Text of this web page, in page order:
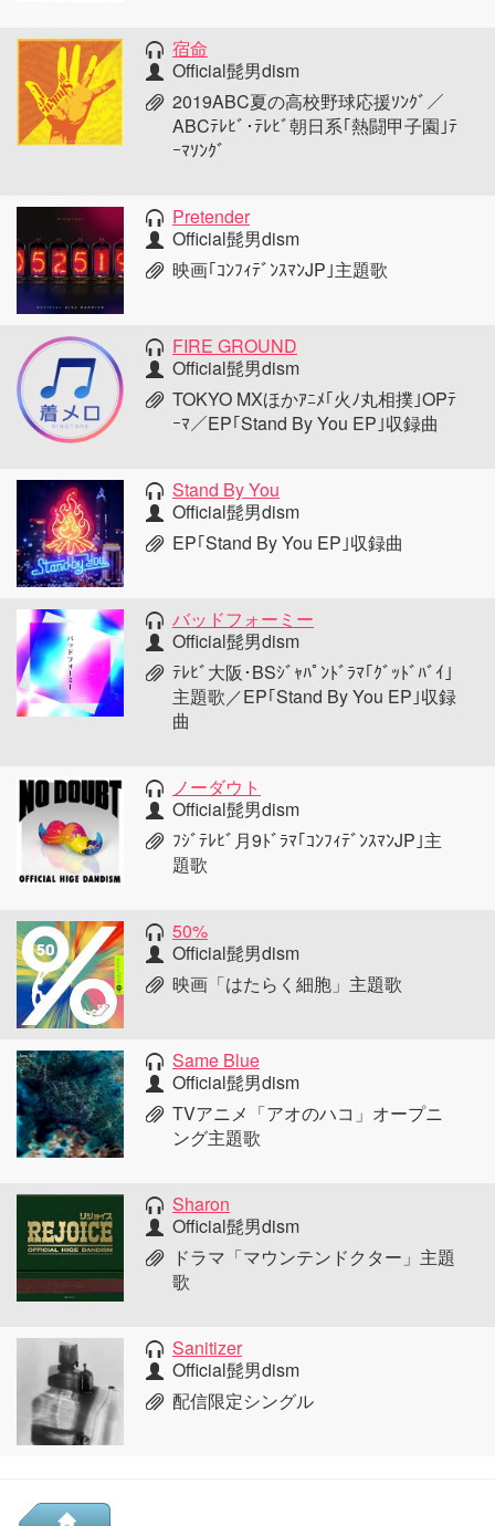
宿命
Official髭男dism
2019ABC夏の高校野球応援ｿﾝｸﾞ／
ABCﾃﾚﾋﾞ･ﾃﾚﾋﾞ朝日系｢熱闘甲子園｣ﾃ
ｰﾏｿﾝｸﾞ
Pretender
Official髭男dism
映画｢ｺﾝﾌｨﾃﾞﾝｽﾏﾝJP｣主題歌
FIRE GROUND
Official髭男dism
TOKYO MXほかｱﾆﾒ｢火ﾉ丸相撲｣OPﾃ
ｰﾏ／EP｢Stand By You EP｣収録曲
Stand By You
Official髭男dism
EP｢Stand By You EP｣収録曲
バッドフォーミー
Official髭男dism
ﾃﾚﾋﾞ大阪･BSｼﾞｬﾊﾟﾝﾄﾞﾗﾏ｢ｸﾞｯﾄﾞﾊﾞｲ｣
主題歌／EP｢Stand By You EP｣収録
曲
ノーダウト
Official髭男dism
ﾌｼﾞﾃﾚﾋﾞ月9ﾄﾞﾗﾏ｢ｺﾝﾌｨﾃﾞﾝｽﾏﾝJP｣主
題歌
50%
Official髭男dism
映画「はたらく細胞」主題歌
Same Blue
Official髭男dism
TVアニメ「アオのハコ」オープニ
ング主題歌
Sharon
Official髭男dism
ドラマ「マウンテンドクター」主題
歌
Sanitizer
Official髭男dism
配信限定シングル